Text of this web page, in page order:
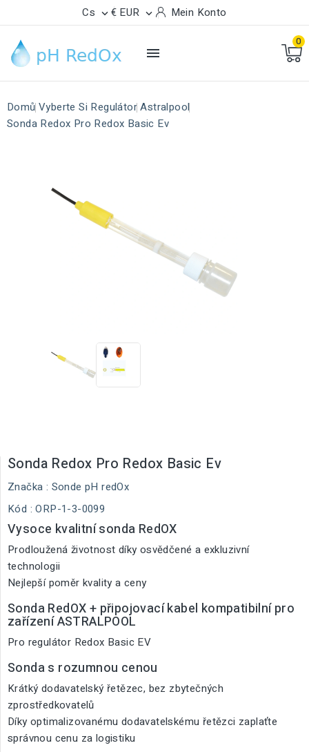
Cs  € EUR  Mein Konto

0
Domů Vyberte Si Regulátor Astralpool
Sonda Redox Pro Redox Basic Ev
Sonda Redox Pro Redox Basic Ev
Značka : Sonde pH redOx
Kód : ORP-1-3-0099
Vysoce kvalitní sonda RedOX
Prodloužená životnost díky osvědčené a exkluzivní
technologii
Nejlepší poměr kvality a ceny
Sonda RedOX + připojovací kabel kompatibilní pro
zařízení ASTRALPOOL
Pro regulátor Redox Basic EV
Sonda s rozumnou cenou
Krátký dodavatelský řetězec, bez zbytečných
zprostředkovatelů
Díky optimalizovanému dodavatelskému řetězci zaplaťte
správnou cenu za logistiku